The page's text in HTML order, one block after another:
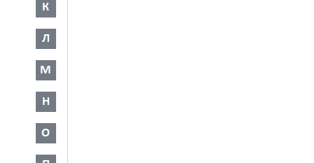
К
Л
М
Н
О